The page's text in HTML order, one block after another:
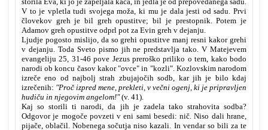
V to je vpletla tudi svojega moža, ki mu je dala jesti od sadu. Prvi
človekov greh je bil greh opustitve; bil je prestopnik. Potem je
Adamov greh opustitve odprl pot za Evin greh v dejanju.
Ljudje pogosto mislijo, da so grehi opustitve manj resni kakor grehi
v dejanju. Toda Sveto pismo jih ne predstavlja tako. V Matejevem
evangeliju 25, 31-46 pove Jezus preroško priliko o tem, kako bodo
narodi ob koncu časov kakor "ovce" in "kozli". Kozlovskim narodom
izreče eno od najbolj strah zbujajočih sodb, kar jih je bilo kdaj
izrečenih: "Proč izpred mene, prekleti, v večni ogenj, ki je pripravljen
hudiču in njegovim angelom!"(v. 41).
Kaj so storili ti narodi, da jih je zadela tako strahovita sodba?
Odgovor je mogoče povzeti v eni sami besedi: nič. Niso dali hrane,
pijače, oblačil. Nobenega sočutja niso kazali. In vendar so bili za te